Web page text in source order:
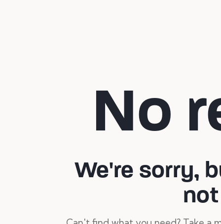
No
We're sorry,